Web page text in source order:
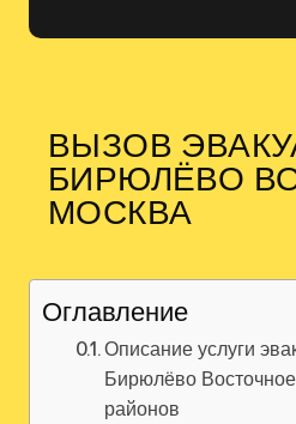
ВЫЗОВ
БИРЮЛЁВО
МОСКВА
Оглавление
Описание услуги
Бирюлёво
районов